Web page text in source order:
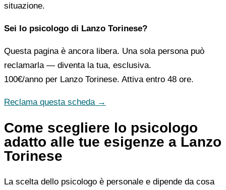
situazione.
Sei lo psicologo di Lanzo Torinese?
Questa pagina è ancora libera. Una sola persona può
reclamarla — diventa la tua, esclusiva.
100€/anno per Lanzo Torinese. Attiva entro 48 ore.
Reclama questa scheda →
Come scegliere lo psicologo
adatto alle tue esigenze a Lanzo
Torinese
La scelta dello psicologo è personale e dipende da cosa